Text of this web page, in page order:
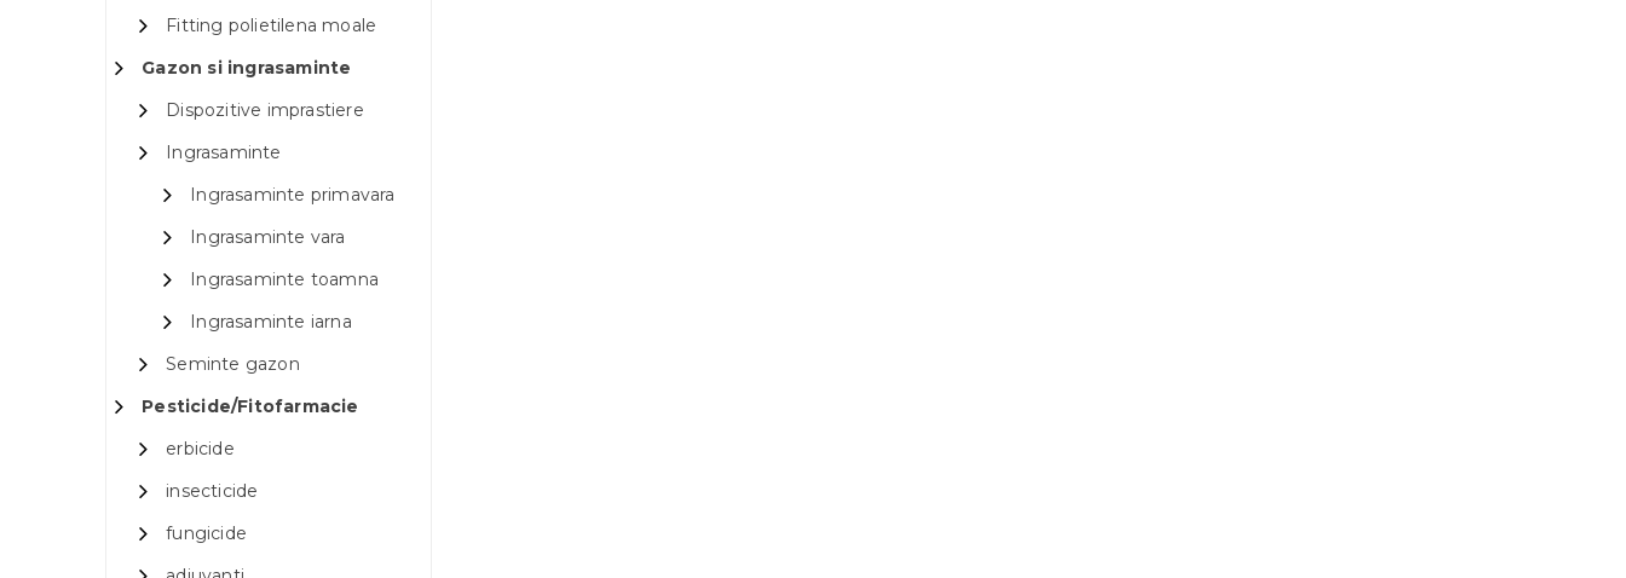
Fitting polietilena moale
Gazon si ingrasaminte
Dispozitive imprastiere
Ingrasaminte
Ingrasaminte primavara
Ingrasaminte vara
Ingrasaminte toamna
Ingrasaminte iarna
Seminte gazon
Pesticide/Fitofarmacie
erbicide
insecticide
fungicide